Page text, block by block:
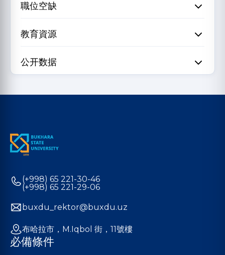
職位空缺
教育資源
公开数据
(+998) 65 221-30-46
(+998) 65 221-29-06
buxdu_rektor@buxdu.uz
布哈拉市，M.Iqbol 街，11號樓
必備條件